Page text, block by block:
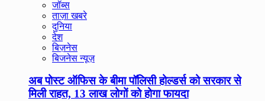
जॉब्स
ताज़ा खबरे
दुनिया
देश
बिज़नेस
बिजनेस न्यूज़
अब पोस्ट ऑफिस के बीमा पॉलिसी होल्डर्स को सरकार से
मिली राहत, 13 लाख लोगों को होगा फायदा